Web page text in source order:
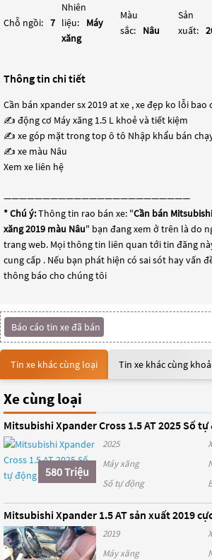
Chỗ ngồi: 7
Nhiên
liệu:
Máy
xăng
Màu
sắc:
Nâu
Sản
xuất:
Thông tin chi tiết
Cần bán xpander sx 2019 at xe , xe đẹp ko lỗi bao
✍ động cơ Máy xăng 1.5 L khoẻ và tiết kiệm
✍ xe góp mặt trong top ô tô Nhập khẩu bán
✍ xe màu Nâu
Xem xe liên hệ
————————————————————————
* Chú ý:Thông tin rao bán xe: "Cần bán
xăng 2019 màu Nâu" bạn đang xem ở trên là do
trang web. Mọi thông tin liên quan tới tin đăng
cung cấp . Nếu bạn phát hiện có sai sót hay vấn
thông báo cho chúng tôi
Báo cáo tin xe đã bán
Tin xe khác cùng loại Tin xe khác cùng
Xe cùng loại
Mitsubishi Xpander Cross 1.5 AT 2025 Số
580 Triệu
2025
Máy xăng
Số tự động
Mitsubishi Xpander 1.5 AT sản xuất 2019
2019
Máy xăng